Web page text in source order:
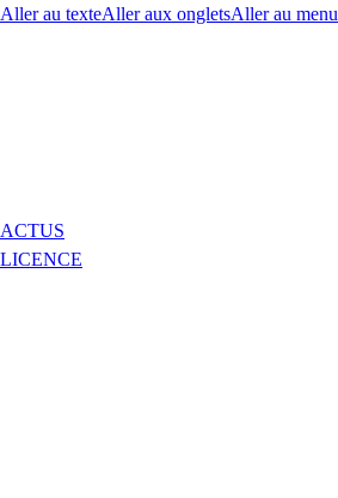
Aller au texteAller aux ongletsAller au menu
ACTUS
LICENCE